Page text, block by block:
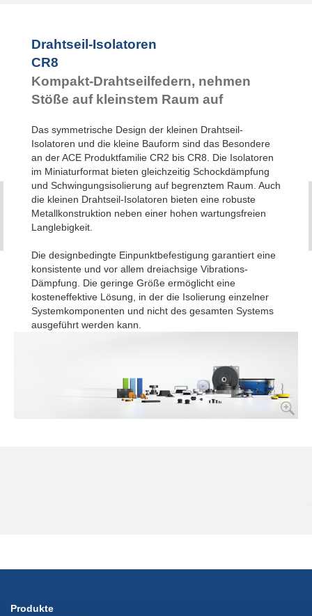
Drahtseil-Isolatoren
CR8
Kompakt-Drahtseilfedern, nehmen
Stöße auf kleinstem Raum auf
Das symmetrische Design der kleinen Drahtseil-
Isolatoren und die kleine Bauform sind das Besondere
an der ACE Produktfamilie CR2 bis CR8. Die Isolatoren
im Miniaturformat bieten gleichzeitig Schockdämpfung
und Schwingungsisolierung auf begrenztem Raum. Auch
die kleinen Drahtseil-Isolatoren bieten eine robuste
Metallkonstruktion neben einer hohen wartungsfreien
Langlebigkeit.
Die designbedingte Einpunktbefestigung garantiert eine
konsistente und vor allem dreiachsige Vibrations-
Dämpfung. Die geringe Größe ermöglicht eine
kosteneffektive Lösung, in der die Isolierung einzelner
Systemkomponenten und nicht des gesamten Systems
ausgeführt werden kann.
Produkte